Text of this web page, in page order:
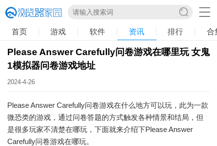
首页 游戏 软件 资讯 排行 合
Please Answer Carefully问卷游戏在哪里玩 女鬼
1模拟器问卷游戏地址
2024-4-26
Please Answer Carefully问卷游戏在什么地方可以玩，此为一款
微恐类的游戏，通过问卷答题的方式触发各种情景和结局，但
是很多玩家不清楚在哪玩，下面就来介绍下Please Answer
Carefully问卷游戏在哪玩。